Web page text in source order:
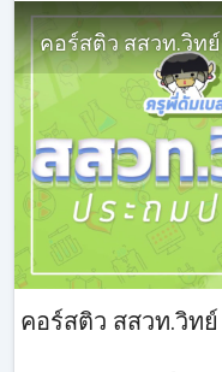
คอร์สติว สสวท.วิท